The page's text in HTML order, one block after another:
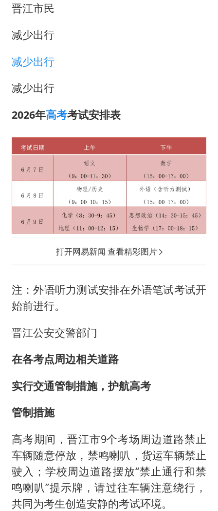
晋江市民
减少出行
减少出行
减少出行
2026年高考考试安排表
打开网易新闻 查看精彩图片
注：外语听力测试安排在外语笔试考试开
始前进行。
晋江公安交警部门
在各考点周边相关道路
实行交通管制措施，护航高考
管制措施
高考期间，晋江市9个考场周边道路禁止
车辆随意停放，禁鸣喇叭，货运车辆禁止
驶入；学校周边道路摆放“禁止通行和禁
鸣喇叭”提示牌，请过往车辆注意绕行，
共同为考生创造安静的考试环境。